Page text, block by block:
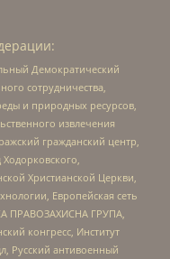
Демократический
сотрудничества,
и природных ресурсов,
извлечения
гражданский центр,
Христианской Церкви,
Европейская сеть
ПРАВОЗАХИСНА ГРУПА,
конгресс, Институт
Русский антивоенный